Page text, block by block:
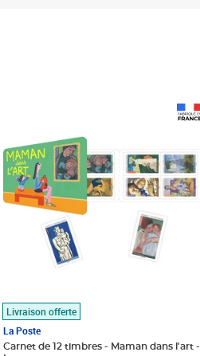
Livraison offerte
La Poste
Carnet de 12 timbres - Maman dans l'art -